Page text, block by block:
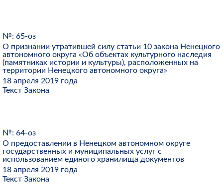
№: 65-оз
О признании утратившей силу статьи 10 закона Ненецкого
автономного округа «Об объектах культурного наследия
(памятниках истории и культуры), расположенных на
территории Ненецкого автономного округа»
18 апреля 2019 года
Текст Закона
№: 64-оз
О предоставлении в Ненецком автономном округе
государственных и муниципальных услуг с
использованием единого хранилища документов
18 апреля 2019 года
Текст Закона